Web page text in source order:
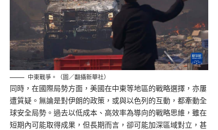
中東戰爭。（圖／翻攝新華社）
同時，在國際局勢方面，美國在中東等地區的戰略選擇，亦屢
遭質疑。無論是對伊朗的政策，或與以色列的互動，都牽動全
球安全局勢。過去以低成本、高效率為導向的戰略思維，雖在
短期內可能取得成果，但長期而言，卻可能加深區域對立，甚